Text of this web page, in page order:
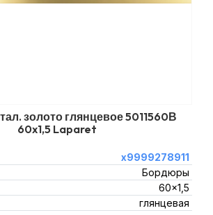
золото глянцевое 5011560В
60x1,5 Laparet
х9999278911
Бордюры
60x1,5
глянцевая